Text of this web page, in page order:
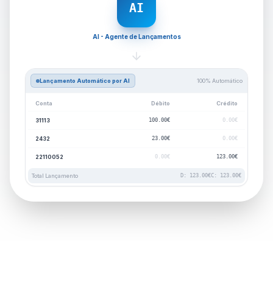
AI
AI - Agente de Lançamentos
Lançamento Automático por AI 100% Automático
Conta Débito Crédito
31113 100.00€ 0.00€
2432 23.00€ 0.00€
22110052 0.00€ 123.00€
Total Lançamento D: 123.00€C: 123.00€